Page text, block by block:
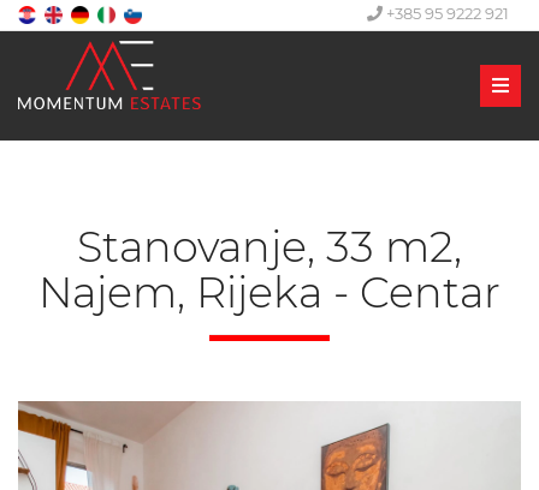
+385 95 9222 921
Stanovanje, 33 m2,
Najem, Rijeka - Centar